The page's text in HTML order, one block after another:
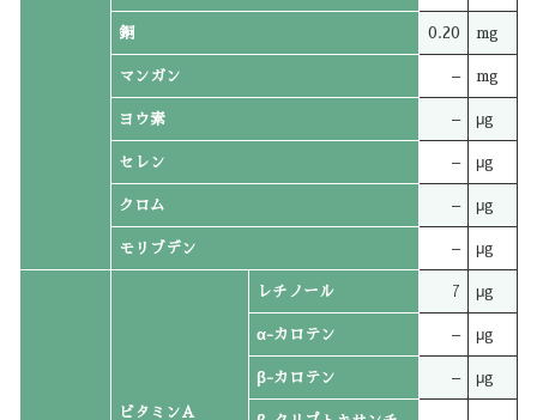
銅 0.20 mg
マンガン – mg
ヨウ素 – μg
セレン – μg
クロム – μg
モリブデン – μg
ビタミンA
レチノール 7 μg
α-カロテン – μg
β-カロテン – μg